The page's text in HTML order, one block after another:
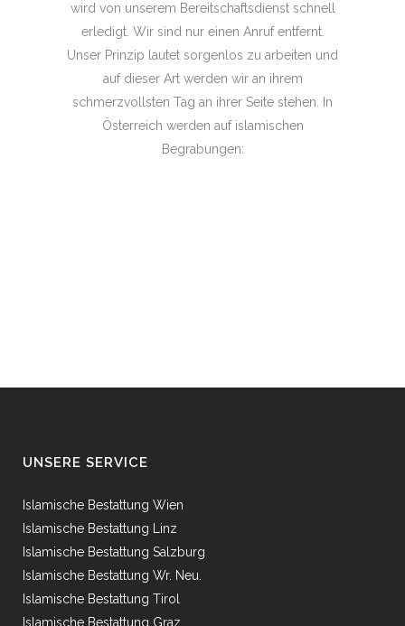
wird von unserem Bereitschaftsdienst schnell
erledigt. Wir sind nur einen Anruf entfernt.
Unser Prinzip lautet sorgenlos zu arbeiten und
auf dieser Art werden wir an ihrem
schmerzvollsten Tag an ihrer Seite stehen. In
Österreich werden auf islamischen
Begrabungen:
UNSERE SERVICE
Islamische Bestattung Wien
Islamische Bestattung Linz
Islamische Bestattung Salzburg
Islamische Bestattung Wr. Neu.
Islamische Bestattung Tirol
Islamische Bestattung Graz